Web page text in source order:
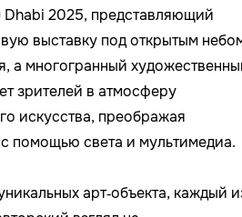
Dhabi 2025, представляющий
выставку под открытым
а многогранный
зрителей в атмосферу
искусства, преображая
помощью света и мультимедиа.
арт‑объекта, каждый